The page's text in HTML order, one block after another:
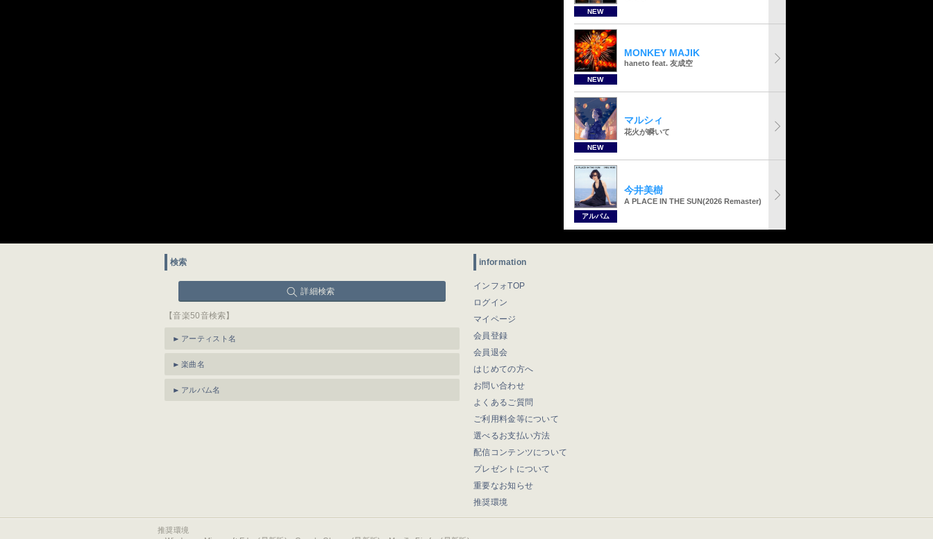
NEW
NEW
MONKEY MAJIK
haneto feat. 友成空
NEW
マルシィ
花火が瞬いて
アルバム
今井美樹
A PLACE IN THE SUN(2026 Remaster)
検索
詳細検索
【音楽50音検索】
アーティスト名
楽曲名
アルバム名
information
インフォTOP
ログイン
マイページ
会員登録
会員退会
はじめての方へ
お問い合わせ
よくあるご質問
ご利用料金等について
選べるお支払い方法
配信コンテンツについて
プレゼントについて
重要なお知らせ
推奨環境
推奨環境